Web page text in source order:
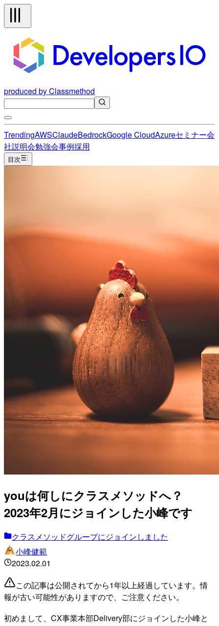
produced by Classmethod
TrendingAWSClaudeBedrockGoogle CloudAzureセミナー会
社説明会勉強会事例採用
目次
youは何しにクラスメソッドへ？
2023年2月にジョインした小峰です
クラスメソッドグループにジョインしました
小峰健範
2023.02.01
この記事は公開されてから1年以上経過しています。情
報が古い可能性がありますので、ご注意ください。
初めまして、CX事業本部Delivery部にジョインした小峰と